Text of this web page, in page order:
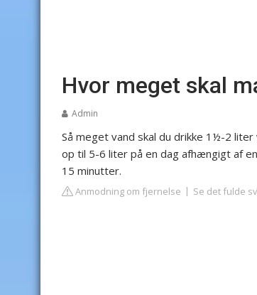
Hvor meget skal
Admin
Så meget vand skal du drikke 1½-2 liter
op til 5-6 liter på en dag afhængigt af
15 minutter.
Anmodning om fjernelse Se det fulde